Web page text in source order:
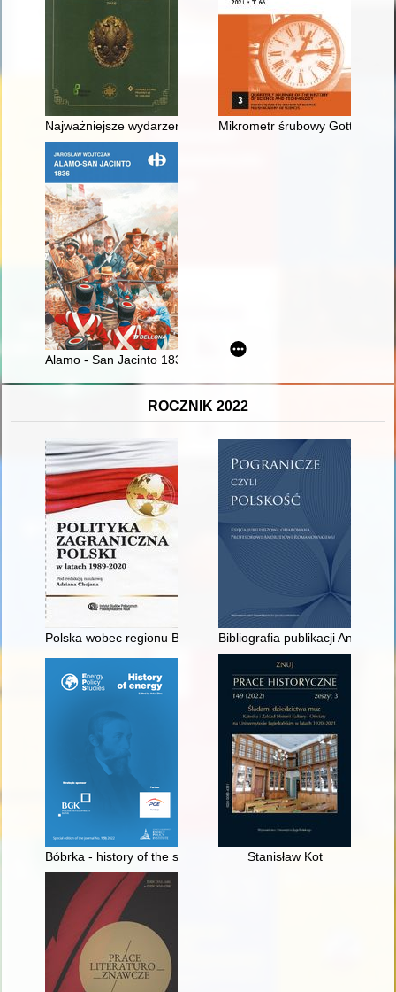
Najważniejsze wydarzenia i postacie w 100-leciu Izby
Mikrometr śrubowy Gottfrieda
Alamo - San Jacinto 1836
ROCZNIK 2022
Polska wobec regionu Bliskiego Wschodu i Afryki Północnej
Bibliografia publikacji Andrzeja
Bóbrka - history of the site : a 19th-century mine in the
Stanisław Kot